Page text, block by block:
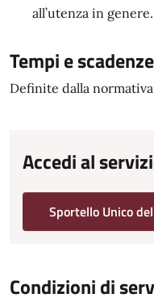
all’utenza in genere.
Tempi e scadenze
Definite dalla
Accedi al
Sportello Unico
Condizioni di